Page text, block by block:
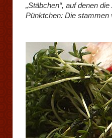
„Stäbchen“, auf denen
Pünktchen: Die stammen